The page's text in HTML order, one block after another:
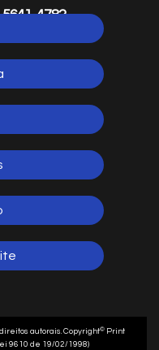
5641-4782
autorais. Copyright© Print
9610 de 19/02/1998)